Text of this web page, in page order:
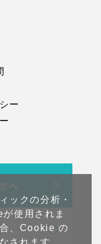
ー
ックの分析・
使用されま
、Cookie の